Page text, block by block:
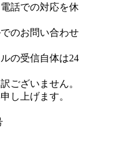
話での対応を休
のお問い合わせ
の受信自体は24
ございません。
し上げます。